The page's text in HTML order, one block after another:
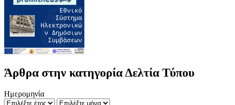
Άρθρα στην κατηγορία Δελτία Τύπου
Ημερομηνία